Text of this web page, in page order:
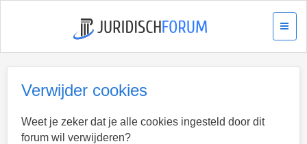
Verwijder cookies
Weet je zeker dat je alle cookies ingesteld door dit
forum wil verwijderen?